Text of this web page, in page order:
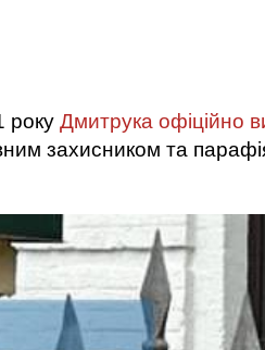
року Дмитрука офіційно
захисником та